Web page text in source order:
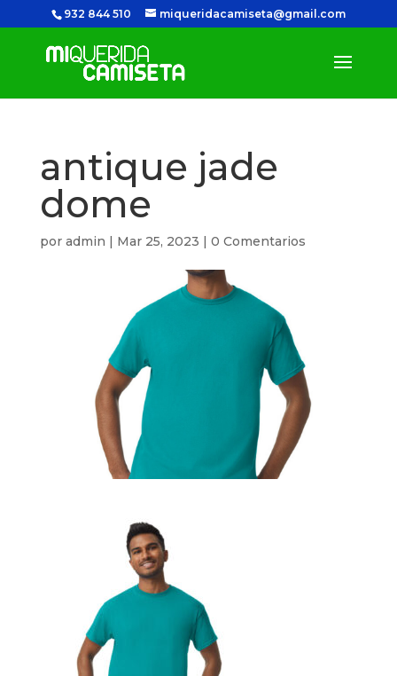
932 844 510 miqueridacamiseta@gmail.com
antique jade
dome
por admin | Mar 25, 2023 | 0 Comentarios